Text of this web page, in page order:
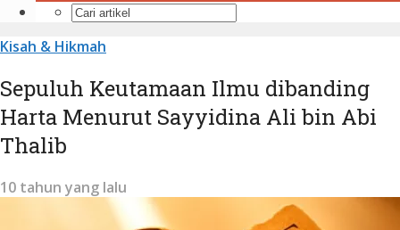
Kisah & Hikmah
Sepuluh Keutamaan Ilmu dibanding
Harta Menurut Sayyidina Ali bin Abi
Thalib
10 tahun yang lalu